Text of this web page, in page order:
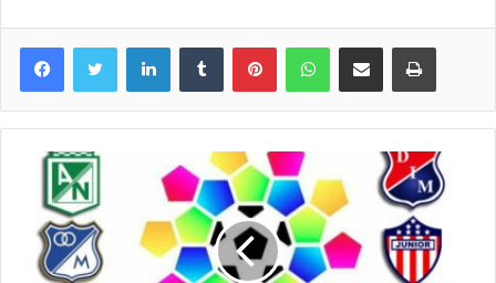
LinkedinTumblr PinterestWhatsAppCompartilhar via e-mail Imprimir